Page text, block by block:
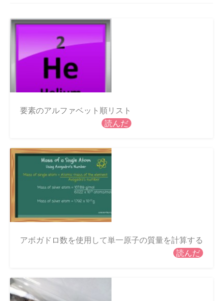
要素のアルファベット順リスト
読んだ
アボガドロ数を使用して単一原子の質量を計算する
読んだ